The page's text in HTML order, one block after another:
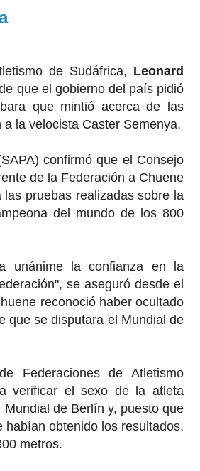
de Sudáfrica, Leonard
que el gobierno del país pidió
que mintió acerca de las
la velocista Caster Semenya.
confirmó que el Consejo
de la Federación a Chuene
pruebas realizadas sobre la
del mundo de los 800
unánime la confianza en la
se aseguró desde el
reconoció haber ocultado
que se disputara el Mundial de
Federaciones de Atletismo
verificar el sexo de la atleta
de Berlín y, puesto que
obtenido los resultados,
metros.